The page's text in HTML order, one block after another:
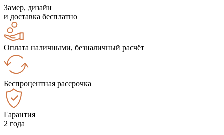
Замер, дизайн
и доставка бесплатно
Оплата наличными, безналичный расчёт
Беспроцентная рассрочка
Гарантия
2 года